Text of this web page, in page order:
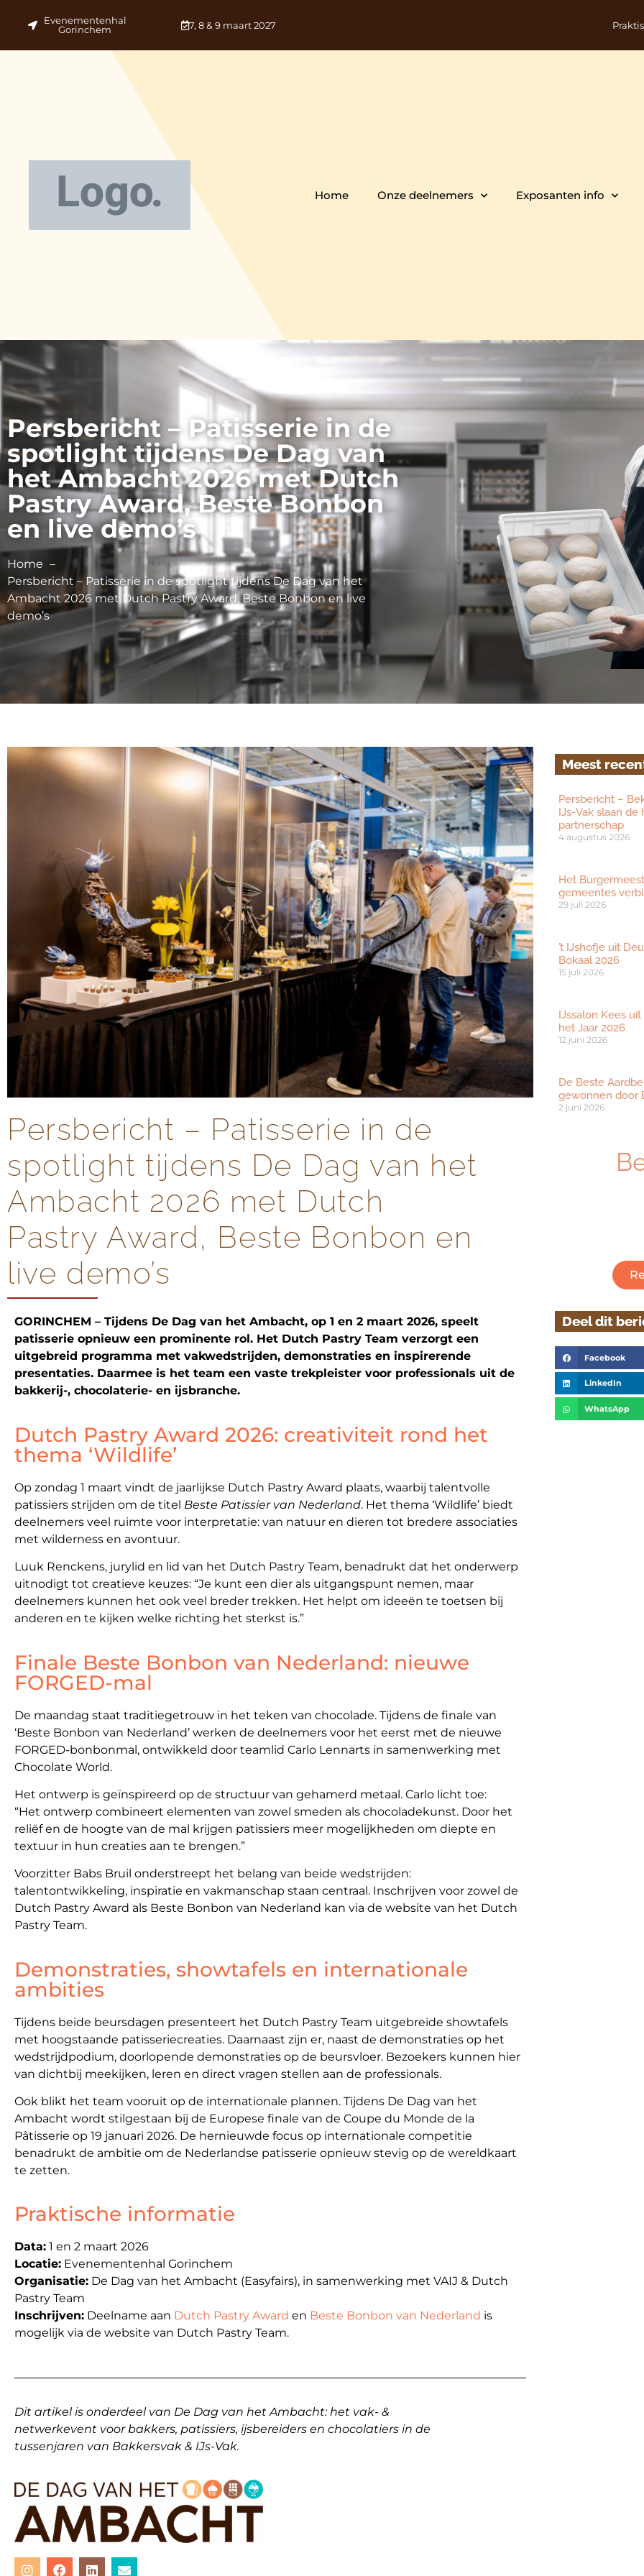
Evenementenhal
Gorinchem
7, 8 & 9 maart 2027
Home Onze deelnemers Exposanten info
Persbericht – Patisserie in de
spotlight tijdens De Dag van
het Ambacht 2026 met Dutch
Pastry Award, Beste Bonbon
en live demo’s
Home
Persbericht – Patisserie in de spotlight tijdens De Dag van het
Ambacht 2026 met Dutch Pastry Award, Beste Bonbon en live
demo’s
Persbericht – Patisserie in de
spotlight tijdens De Dag van het
Ambacht 2026 met Dutch
Pastry Award, Beste Bonbon en
live demo’s
GORINCHEM – Tijdens De Dag van het Ambacht, op 1 en 2 maart 2026, speelt
patisserie opnieuw een prominente rol. Het Dutch Pastry Team verzorgt een
uitgebreid programma met vakwedstrijden, demonstraties en inspirerende
presentaties. Daarmee is het team een vaste trekpleister voor professionals uit de
bakkerij-, chocolaterie- en ijsbranche.
Dutch Pastry Award 2026: creativiteit rond het
thema ‘Wildlife’
Op zondag 1 maart vindt de jaarlijkse Dutch Pastry Award plaats, waarbij talentvolle
patissiers strijden om de titel Beste Patissier van Nederland. Het thema ‘Wildlife’ biedt
deelnemers veel ruimte voor interpretatie: van natuur en dieren tot bredere associaties
met wilderness en avontuur.
Luuk Renckens, jurylid en lid van het Dutch Pastry Team, benadrukt dat het onderwerp
uitnodigt tot creatieve keuzes: “Je kunt een dier als uitgangspunt nemen, maar
deelnemers kunnen het ook veel breder trekken. Het helpt om ideeën te toetsen bij
anderen en te kijken welke richting het sterkst is.”
Finale Beste Bonbon van Nederland: nieuwe
FORGED-mal
De maandag staat traditiegetrouw in het teken van chocolade. Tijdens de finale van
‘Beste Bonbon van Nederland’ werken de deelnemers voor het eerst met de nieuwe
FORGED-bonbonmal, ontwikkeld door teamlid Carlo Lennarts in samenwerking met
Chocolate World.
Het ontwerp is geïnspireerd op de structuur van gehamerd metaal. Carlo licht toe:
“Het ontwerp combineert elementen van zowel smeden als chocoladekunst. Door het
reliëf en de hoogte van de mal krijgen patissiers meer mogelijkheden om diepte en
textuur in hun creaties aan te brengen.”
Voorzitter Babs Bruil onderstreept het belang van beide wedstrijden:
talentontwikkeling, inspiratie en vakmanschap staan centraal. Inschrijven voor zowel de
Dutch Pastry Award als Beste Bonbon van Nederland kan via de website van het Dutch
Pastry Team.
Demonstraties, showtafels en internationale
ambities
Tijdens beide beursdagen presenteert het Dutch Pastry Team uitgebreide showtafels
met hoogstaande patisseriecreaties. Daarnaast zijn er, naast de demonstraties op het
wedstrijdpodium, doorlopende demonstraties op de beursvloer. Bezoekers kunnen hier
van dichtbij meekijken, leren en direct vragen stellen aan de professionals.
Ook blikt het team vooruit op de internationale plannen. Tijdens De Dag van het
Ambacht wordt stilgestaan bij de Europese finale van de Coupe du Monde de la
Pâtisserie op 19 januari 2026. De hernieuwde focus op internationale competitie
benadrukt de ambitie om de Nederlandse patisserie opnieuw stevig op de wereldkaart
te zetten.
Praktische informatie
Data: 1 en 2 maart 2026
Locatie: Evenementenhal Gorinchem
Organisatie: De Dag van het Ambacht (Easyfairs), in samenwerking met VAIJ & Dutch
Pastry Team
Inschrijven: Deelname aan Dutch Pastry Award en Beste Bonbon van Nederland is
mogelijk via de website van Dutch Pastry Team.
Dit artikel is onderdeel van De Dag van het Ambacht: het vak- &
netwerkevent voor bakkers, patissiers, ijsbereiders en chocolatiers in de
tussenjaren van Bakkersvak & IJs-Vak.
Meest
Persbericht –
IJs-Vak slaan
partnerschap
4 augustus 2026
Het
gemeentes
29 juli 2026
’t IJshofje uit
Bokaal 2026
15 juli 2026
IJssalon Kees
het Jaar 2026
12 juni 2026
De Beste
gewonnen door
2 juni 2026
Deel dit
Facebook
LinkedIn
WhatsApp